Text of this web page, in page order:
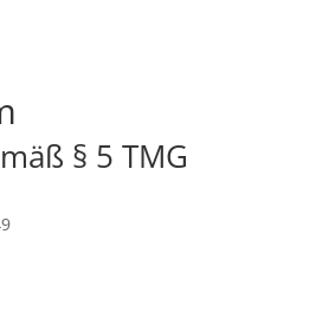
§ 5 TMG